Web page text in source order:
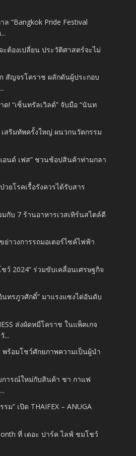
ล “Bangkok Pride Festival
ต้องเปลี่ยน ประวัติศาสตร์จะไม่
สัญจรโคราช ผลักดันผู้ประกอบ
! “เซ็นทรัลเวิลด์” จับมือ “นันท
เสริมทัพครั้งใหญ่ ผนวกนวัตกรรม
อนด์ เฟส” ชวนช้อปสินค้าท่ามกลา
ยโรคเรื้อรังควรได้รับสาร
มกับ 7 ร้านอาหารเวสเทิร์นสไตล์ดี
ขย่าวงการรถมอเตอร์ไซค์ไฟฟ้า
ว์ 2024” ร่วมขับเคลื่อนเศรษฐกิจ
นทรภูวศักดิ์” มาแรงแซงไต่อันดับ
ส่งผัดหมี่โคราช ในแพ็คเกจ
...
พร้อมโชว์ศักยภาพความเป็นผู้นำ
การณ์ใหม่กับสินค้า ชา กาแฟ
รม” เปิด THAIFEX – ANUGA
ที่ เดอะ ปาร์ค ไลฟ์ ชมโชว์